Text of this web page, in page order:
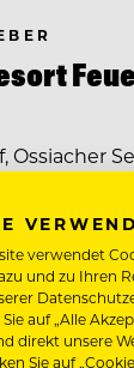
Ossiacher
-
verwendet
und zu Ihren
auf „Alle
direkt unsere
Sie auf